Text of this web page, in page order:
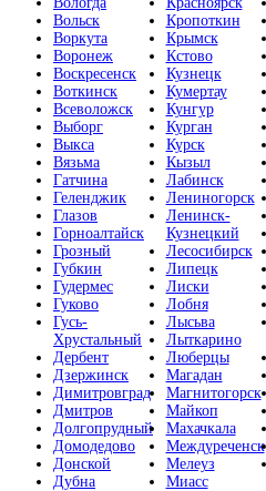
Вольск
Воркута
Воронеж
Воскресенск
Воткинск
Всеволожск
Выборг
Выкса
Вязьма
Гатчина
Геленджик
Глазов
Горноалтайск
Грозный
Губкин
Гудермес
Гуково
Гусь-
Хрустальный
Дербент
Дзержинск
Димитровград
Дмитров
Долгопрудный
Домодедово
Донской
Дубна
Кропоткин
Крымск
Кстово
Кузнецк
Кумертау
Кунгур
Курган
Курск
Кызыл
Лабинск
Лениногорск
Ленинск-
Кузнецкий
Лесосибирск
Липецк
Лиски
Лобня
Лысьва
Лыткарино
Люберцы
Магадан
Магнитогорск
Майкоп
Махачкала
Междуреченск
Мелеуз
Миасс